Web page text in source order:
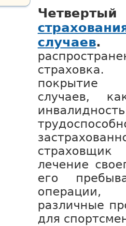
случаев.
страховка.
покрытие
случаев,
лечение
его
операции,
различные
для